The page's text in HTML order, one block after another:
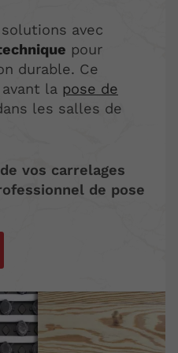
avec
pour
durable. Ce
la pose de
les salles de
vos carrelages
de pose